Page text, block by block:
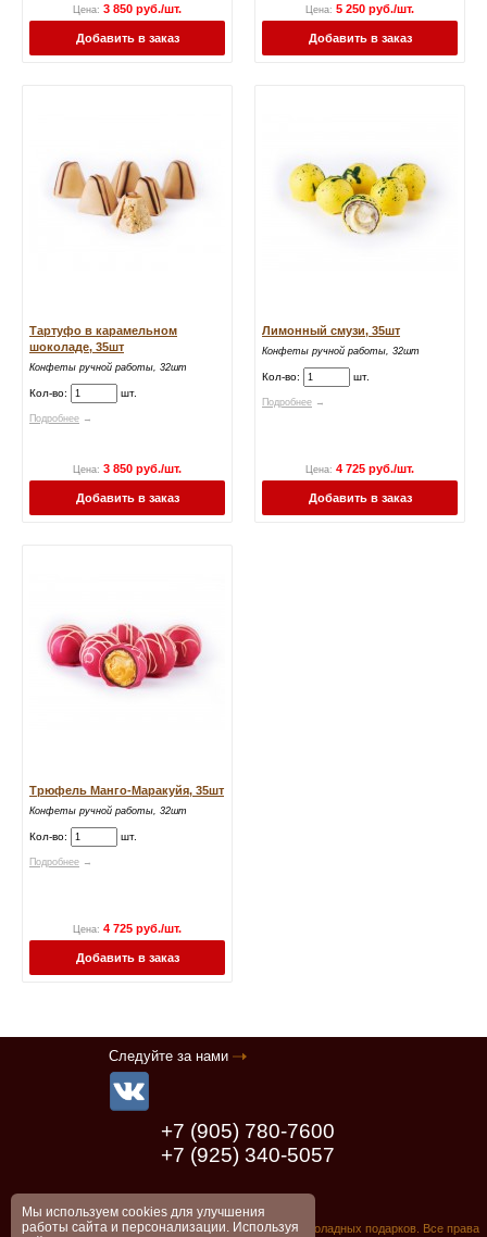
Цена: 3 850 руб./шт.
Добавить в заказ
Цена: 5 250 руб./шт.
Добавить в заказ
Тартуфо в карамельном
шоколаде, 35шт
Конфеты ручной работы, 32шт
Кол-во: шт.
Подробнее →
Цена: 3 850 руб./шт.
Добавить в заказ
Лимонный смузи, 35шт
Конфеты ручной работы, 32шт
Кол-во: шт.
Подробнее →
Цена: 4 725 руб./шт.
Добавить в заказ
Трюфель Манго-Маракуйя, 35шт
Конфеты ручной работы, 32шт
Кол-во: шт.
Подробнее →
Цена: 4 725 руб./шт.
Добавить в заказ
Следуйте за нами
+7 (905) 780-7600
+7 (925) 340-5057
© 2005 - 2026 Chocolate.com.ru - Производство шоколадных подарков. Все права
Мы используем cookies для улучшения
работы сайта и персонализации. Используя